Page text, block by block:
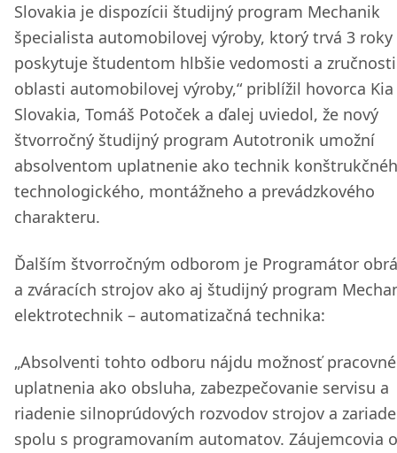
Slovakia je dispozícii študijný program Mechanik
špecialista automobilovej výroby, ktorý trvá 3 roky
poskytuje študentom hlbšie vedomosti a
oblasti automobilovej výroby,“ priblížil hovorca Kia
Slovakia, Tomáš Potoček a ďalej uviedol, že nový
štvorročný študijný program Autotronik umožní
absolventom uplatnenie ako technik
technologického, montážneho a prevádzkového
charakteru.
Ďalším štvorročným odborom je Programátor
a zváracích strojov ako aj študijný program
elektrotechnik – automatizačná technika:
„Absolventi tohto odboru nájdu možnosť
uplatnenia ako obsluha, zabezpečovanie servisu a
riadenie silnoprúdových rozvodov strojov a
spolu s programovaním automatov. Záujemcovia o